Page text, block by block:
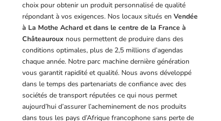
choix pour obtenir un produit personnalisé de qualité
répondant à vos exigences. Nos locaux situés en Vendée
à La Mothe Achard et dans le centre de la France à
Châteauroux nous permettent de produire dans des
conditions optimales, plus de 2,5 millions d’agendas
chaque année. Notre parc machine dernière génération
vous garantit rapidité et qualité. Nous avons développé
dans le temps des partenariats de confiance avec des
sociétés de transport réputées ce qui nous permet
aujourd’hui d’assurer l’acheminement de nos produits
dans tous les pays d’Afrique francophone sans perte de